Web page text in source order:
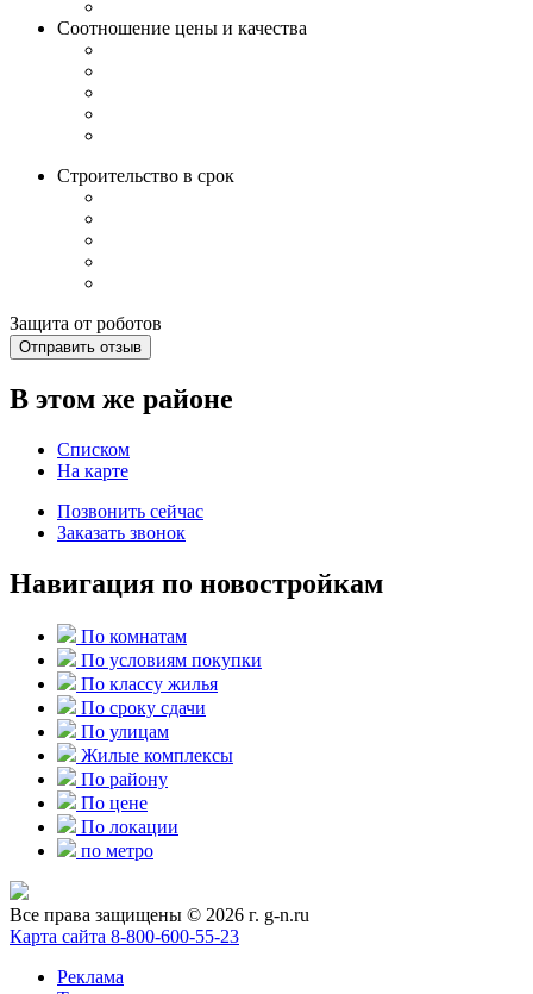
Соотношение цены и качества
Строительство в срок
Защита от роботов
Отправить отзыв
В этом же районе
Списком
На карте
Позвонить сейчас
Заказать звонок
Навигация по новостройкам
По комнатам
По условиям покупки
По классу жилья
По сроку сдачи
По улицам
Жилые комплексы
По району
По цене
По локации
по метро
Все права защищены © 2026 г. g-n.ru
Карта сайта 8-800-600-55-23
Реклама